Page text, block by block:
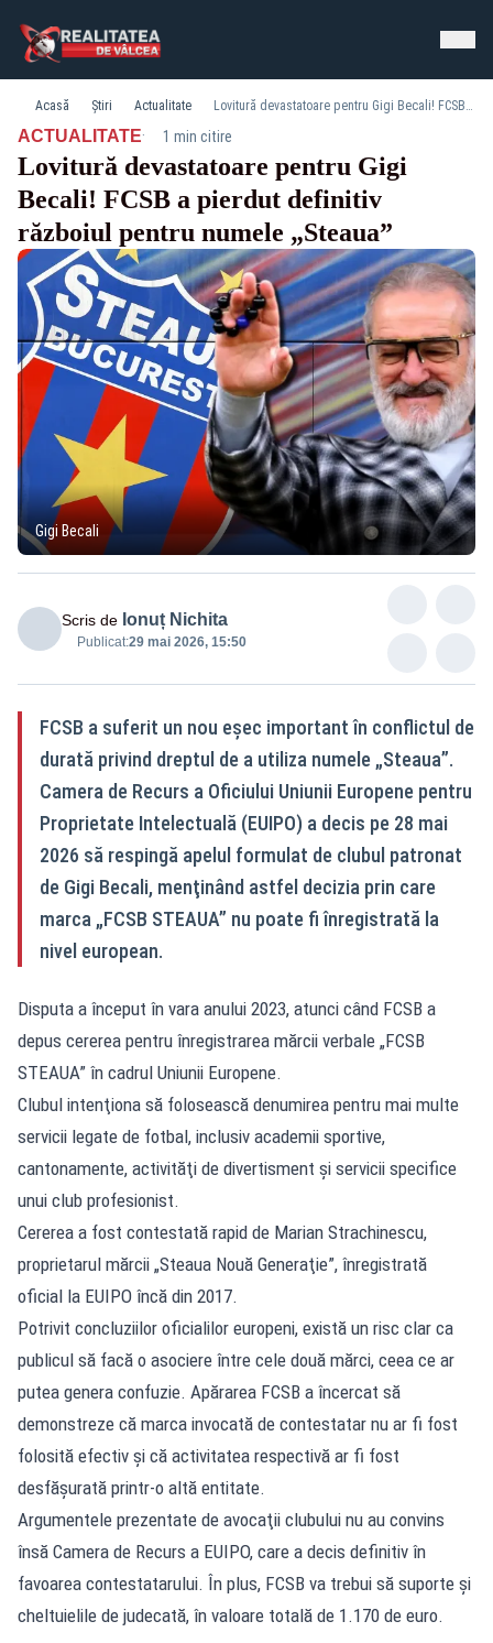
Acasă Știri Actualitate Lovitură devastatoare pentru Gigi Becali! FCSB a pierdut definitiv războiul pentru numele „Steaua”
ACTUALITATE· 1 min citire
Lovitură devastatoare pentru Gigi
Becali! FCSB a pierdut definitiv
războiul pentru numele „Steaua”
Gigi Becali
Scris de Ionuț Nichita
Publicat:29 mai 2026, 15:50
FCSB a suferit un nou eşec important în conflictul de
durată privind dreptul de a utiliza numele „Steaua”.
Camera de Recurs a Oficiului Uniunii Europene pentru
Proprietate Intelectuală (EUIPO) a decis pe 28 mai
2026 să respingă apelul formulat de clubul patronat
de Gigi Becali, menţinând astfel decizia prin care
marca „FCSB STEAUA” nu poate fi înregistrată la
nivel european.
Disputa a început în vara anului 2023, atunci când FCSB a
depus cererea pentru înregistrarea mărcii verbale „FCSB
STEAUA” în cadrul Uniunii Europene.
Clubul intenţiona să folosească denumirea pentru mai multe
servicii legate de fotbal, inclusiv academii sportive,
cantonamente, activităţi de divertisment şi servicii specifice
unui club profesionist.
Cererea a fost contestată rapid de Marian Strachinescu,
proprietarul mărcii „Steaua Nouă Generaţie”, înregistrată
oficial la EUIPO încă din 2017.
Potrivit concluziilor oficialilor europeni, există un risc clar ca
publicul să facă o asociere între cele două mărci, ceea ce ar
putea genera confuzie. Apărarea FCSB a încercat să
demonstreze că marca invocată de contestatar nu ar fi fost
folosită efectiv şi că activitatea respectivă ar fi fost
desfăşurată printr-o altă entitate.
Argumentele prezentate de avocaţii clubului nu au convins
însă Camera de Recurs a EUIPO, care a decis definitiv în
favoarea contestatarului. În plus, FCSB va trebui să suporte şi
cheltuielile de judecată, în valoare totală de 1.170 de euro.